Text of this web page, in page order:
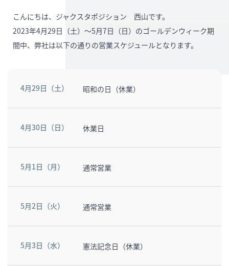
こんにちは、ジャクスタポジション 西山です。
2023年4月29日（土）〜5月7日（日）のゴールデンウィーク期
間中、弊社は以下の通りの営業スケジュールとなります。
4月29日（土） 昭和の日（休業）
4月30日（日） 休業日
5月1日（月） 通常営業
5月2日（火） 通常営業
5月3日（水） 憲法記念日（休業）